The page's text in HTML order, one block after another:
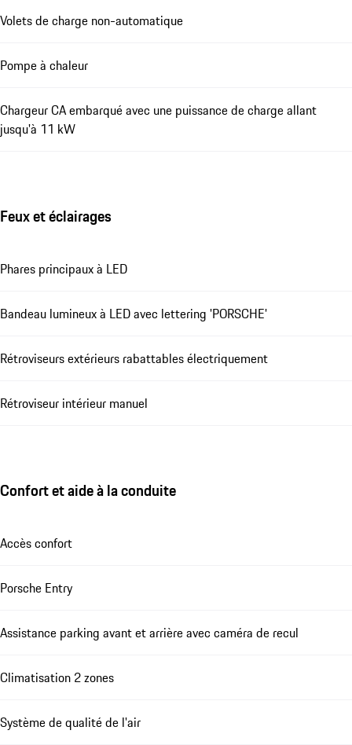
Volets de charge non-automatique
Pompe à chaleur
Chargeur CA embarqué avec une puissance de charge allant
jusqu'à 11 kW
Feux et éclairages
Phares principaux à LED
Bandeau lumineux à LED avec lettering 'PORSCHE'
Rétroviseurs extérieurs rabattables électriquement
Rétroviseur intérieur manuel
Confort et aide à la conduite
Accès confort
Porsche Entry
Assistance parking avant et arrière avec caméra de recul
Climatisation 2 zones
Système de qualité de l'air